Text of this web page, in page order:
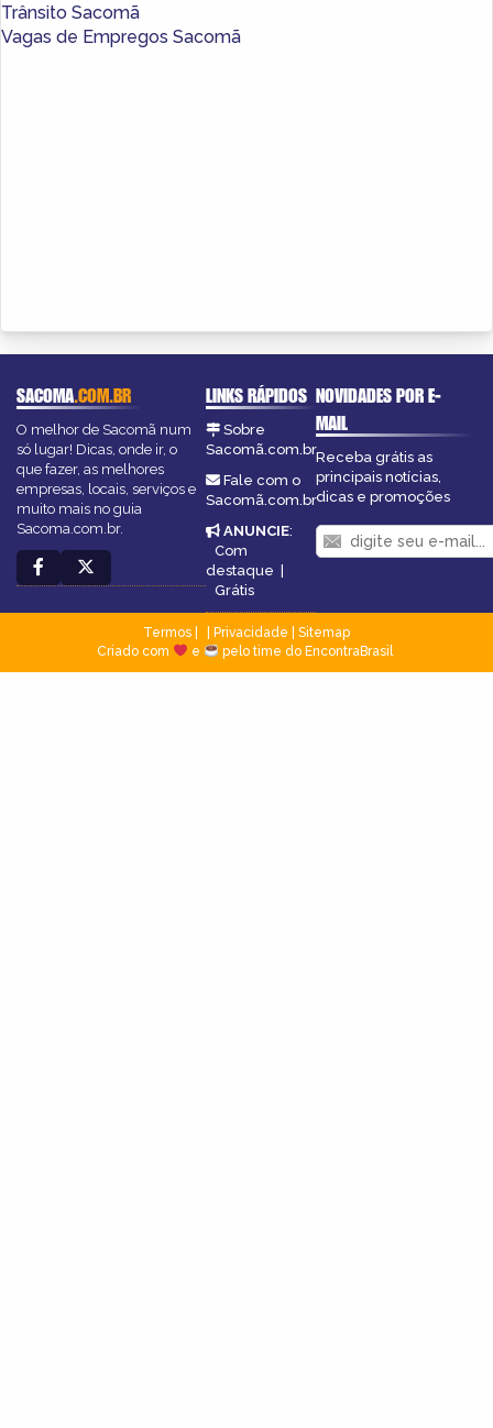
Trânsito Sacomã
Vagas de Empregos Sacomã
SACOMA.COM.BR
O melhor de Sacomã num
só lugar! Dicas, onde ir, o
que fazer, as melhores
empresas, locais, serviços e
muito mais no guia
Sacoma.com.br.
LINKS RÁPIDOS
Sobre
Sacomã.com.br
Fale com o
Sacomã.com.br
ANUNCIE:
Com
destaque |
Grátis
NOVIDADES POR E-
MAIL
Receba grátis as
principais notícias,
dicas e promoções
Termos Privacidade
Sitemap
Criado com
e pelo time do EncontraBrasil